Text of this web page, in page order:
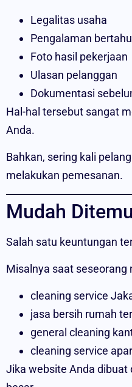
Legalitas usaha
Pengalaman
Foto hasil pekerjaan
Ulasan pelanggan
Dokumentasi
Hal-hal tersebut sangat
Anda.
Bahkan, sering kali
melakukan pemesanan.
Mudah
Salah satu keuntungan
Misalnya saat seseorang
cleaning service
jasa bersih rumah
general cleaning
cleaning service
Jika website Anda dibuat